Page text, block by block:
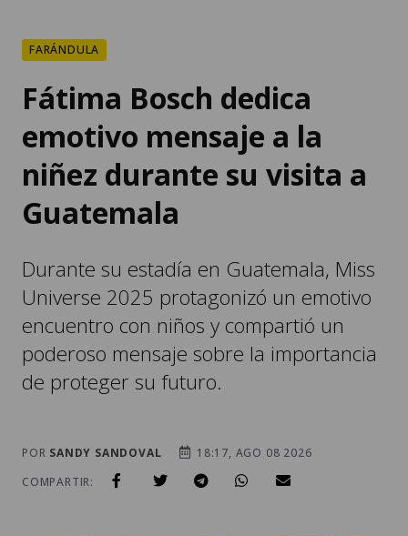
FARÁNDULA
Fátima Bosch dedica
emotivo mensaje a la
niñez durante su visita a
Guatemala
Durante su estadía en Guatemala, Miss
Universe 2025 protagonizó un emotivo
encuentro con niños y compartió un
poderoso mensaje sobre la importancia
de proteger su futuro.
POR SANDY SANDOVAL
18:17, AGO 08 2026
COMPARTIR: